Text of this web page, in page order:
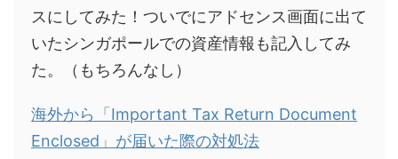
スにしてみた！ついでにアドセンス画面に出て
いたシンガポールでの資産情報も記入してみ
た。（もちろんなし）
海外から「Important Tax Return Document
Enclosed」が届いた際の対処法